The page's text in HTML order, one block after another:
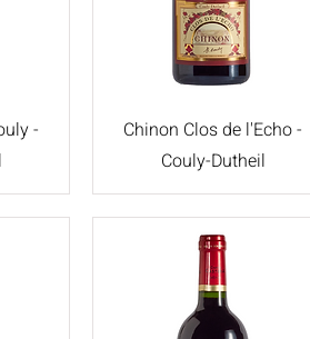
Chinon Clos de l'Echo -
Couly-Dutheil
-